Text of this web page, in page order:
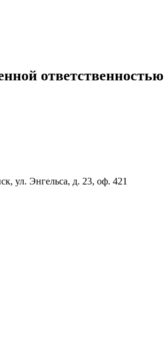
ответственностью
ул. Энгельса, д. 23, оф. 421